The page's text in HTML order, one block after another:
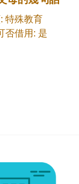
特殊教育
否借用: 是